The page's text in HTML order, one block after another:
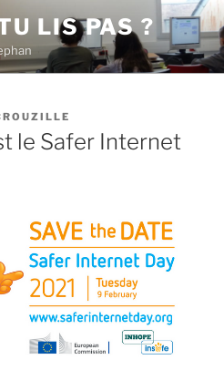
LIS PAS ?
le Safer Internet